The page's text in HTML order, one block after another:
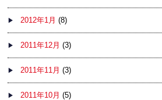
2012年1月 (8)
2011年12月 (3)
2011年11月 (3)
2011年10月 (5)